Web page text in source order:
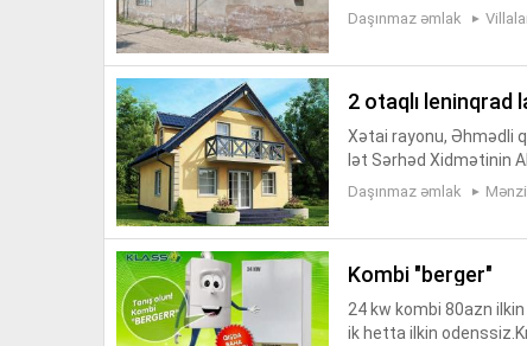
yrıcadır(Novahot
Daşınmaz əmlak
2 otaqlı leninqrad
Xətai rayonu, Əhmədli
lət Sərhəd Xidmətinin
mərtəbəli leninqrad
Daşınmaz əmlak
kombi "berger"
24 kw kombi 80azn
ik hetta ilkin